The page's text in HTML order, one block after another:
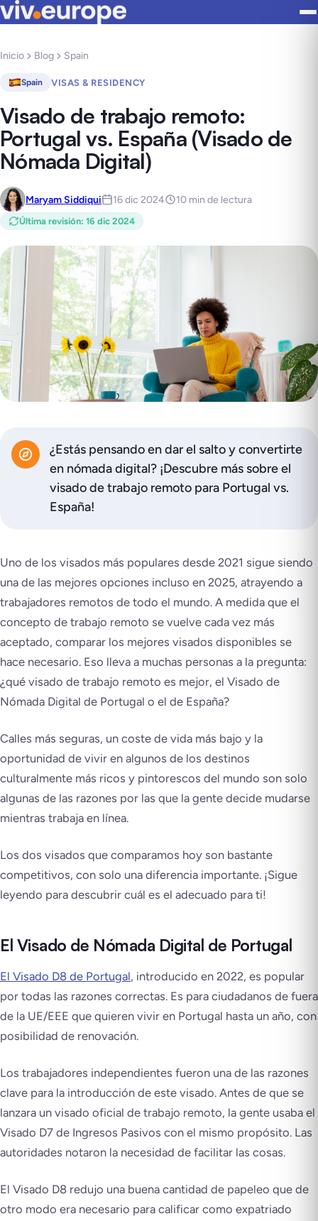
Inicio Blog Spain
Spain VISAS & RESIDENCY
Visado de trabajo remoto:
Portugal vs. España (Visado de
Nómada Digital)
Maryam Siddiqui 16 dic 2024 10 min de lectura
Última revisión: 16 dic 2024
¿Estás pensando en dar el salto y convertirte
en nómada digital? ¡Descubre más sobre el
visado de trabajo remoto para Portugal vs.
España!
Uno de los visados más populares desde 2021 sigue siendo
una de las mejores opciones incluso en 2025, atrayendo a
trabajadores remotos de todo el mundo. A medida que el
concepto de trabajo remoto se vuelve cada vez más
aceptado, comparar los mejores visados disponibles se
hace necesario. Eso lleva a muchas personas a la pregunta:
¿qué visado de trabajo remoto es mejor, el Visado de
Nómada Digital de Portugal o el de España?
Calles más seguras, un coste de vida más bajo y la
oportunidad de vivir en algunos de los destinos
culturalmente más ricos y pintorescos del mundo son solo
algunas de las razones por las que la gente decide mudarse
mientras trabaja en línea.
Los dos visados que comparamos hoy son bastante
competitivos, con solo una diferencia importante. ¡Sigue
leyendo para descubrir cuál es el adecuado para ti!
El Visado de Nómada Digital de Portugal
El Visado D8 de Portugal, introducido en 2022, es popular
por todas las razones correctas. Es para ciudadanos de fuera
de la UE/EEE que quieren vivir en Portugal hasta un año, con
posibilidad de renovación.
Los trabajadores independientes fueron una de las razones
clave para la introducción de este visado. Antes de que se
lanzara un visado oficial de trabajo remoto, la gente usaba el
Visado D7 de Ingresos Pasivos con el mismo propósito. Las
autoridades notaron la necesidad de facilitar las cosas.
El Visado D8 redujo una buena cantidad de papeleo que de
otro modo era necesario para calificar como expatriado